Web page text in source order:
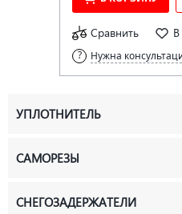
Сравнить
Нужна
УПЛОТНИТЕЛЬ
САМОРЕЗЫ
СНЕГОЗАДЕРЖАТЕЛИ